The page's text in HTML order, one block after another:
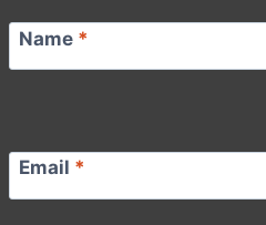
Name *
Email *